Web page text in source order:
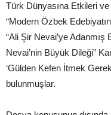
Türk Dünyasına Etkileri
“Modern Özbek
“Ali Şir Nevai’ye
Nevai’nin Büyük Dileği”
‘Gülden Kefen İtmek
bulunmuşlar.